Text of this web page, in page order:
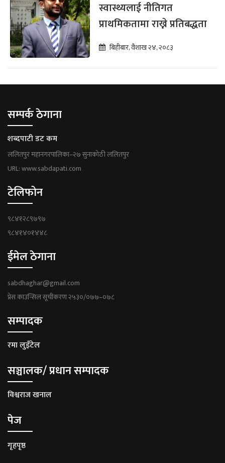
स्वास्थ्यलाई नीतिगत
प्राथमिकतामा राख्ने प्रतिबद्धता
बिहीबार, वैशाख २४, २०८३
सम्पर्क ठेगाना
शब्दपाटी डट कम
ललितपुर महानगरपालिका–२७ सुनाकोठी ललितपुर
URL: www.sabdapati.com
टेलिफोन
९८४१२८९७९७
९८४१४०१४४८
ईमेल ठेगाना
sabdhaghar@gmail.com
प्रेस काउन्सिल सूचीकरण २५३०/०७७–०७८
सम्पादक
रमा लुइँटेल
सञ्चालक/ प्रधान सम्पादक
विश्वराज खनाल
पेज
गृहपृष्ठ